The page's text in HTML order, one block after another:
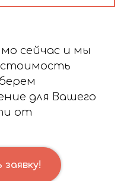
сейчас и мы
для Вашего
от